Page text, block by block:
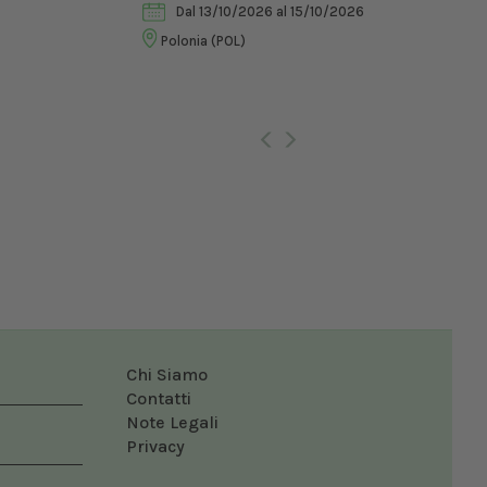
Dal 13/10/2026 al 15/10/2026
Polonia (POL)
Chi Siamo
Contatti
Note Legali
Privacy